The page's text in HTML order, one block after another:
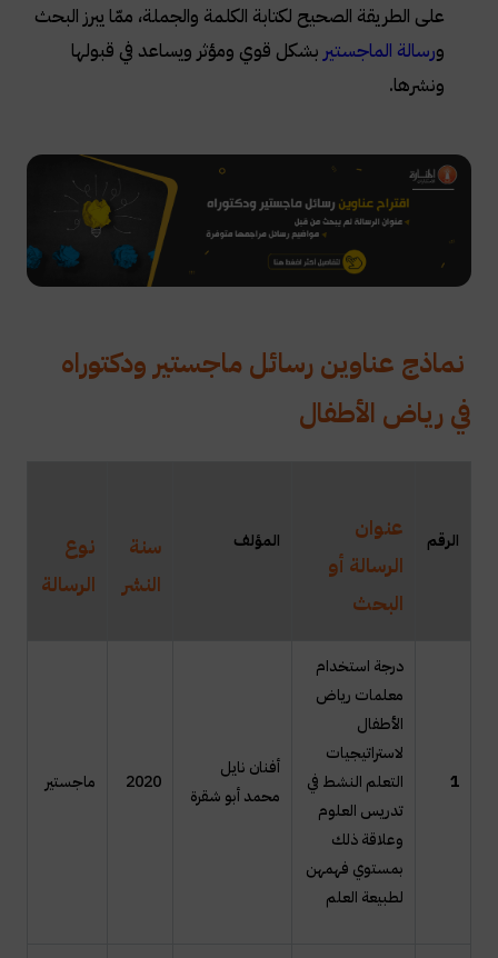
على الطريقة الصحيح لكتابة الكلمة والجملة، ممّا يبرز البحث
ورسالة الماجستير بشكل قوي ومؤثر ويساعد في قبولها
ونشرها.
نماذج عناوين رسائل ماجستير ودكتوراه
في رياض الأطفال
الرقم
عنوان
الرسالة أو
البحث
المؤلف
سنة
النشر
نوع
الرسالة
1
درجة استخدام
معلمات رياض
الأطفال
لاستراتيجيات
التعلم النشط في
تدريس العلوم
وعلاقة ذلك
بمستوي فهمهن
لطبيعة العلم
أفنان نايل
محمد أبو شقرة
2020 ماجستير